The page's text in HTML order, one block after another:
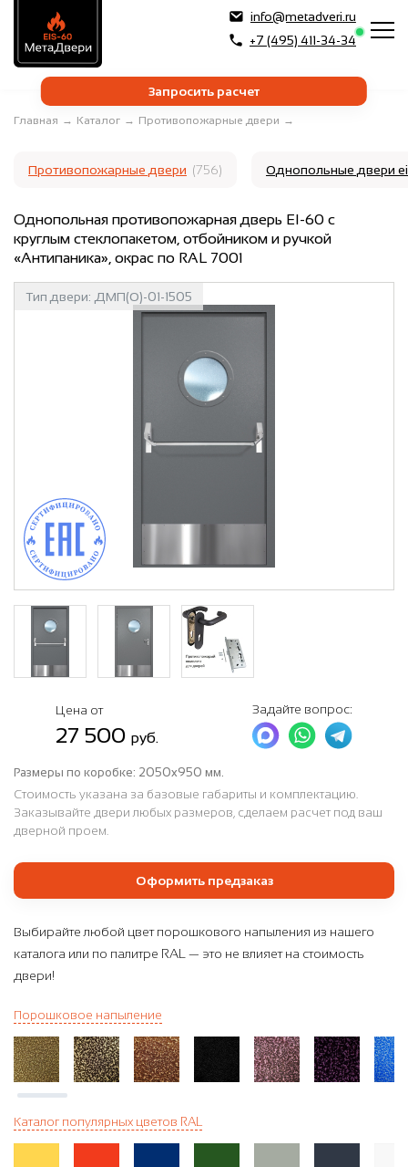
info@metadveri.ru
+7 (495) 411-34-34
Запросить расчет
Главная → Каталог → Противопожарные двери →
Противопожарные двери (756) Однопольные двери
Однопольная противопожарная дверь EI-60 с
круглым стеклопакетом, отбойником и ручкой
«Антипаника», окрас по RAL 7001
Тип двери: ДМП(О)-01-1505
Цена от
27 500 руб.
Задайте вопрос:
Размеры по коробке: 2050x950 мм.
Стоимость указана за базовые габариты и комплектацию.
Заказывайте двери любых размеров, сделаем расчет под ваш
дверной проем.
Оформить предзаказ
Выбирайте любой цвет порошкового напыления из нашего
каталога или по палитре RAL — это не влияет на стоимость
двери!
Порошковое напыление
Каталог популярных цветов RAL